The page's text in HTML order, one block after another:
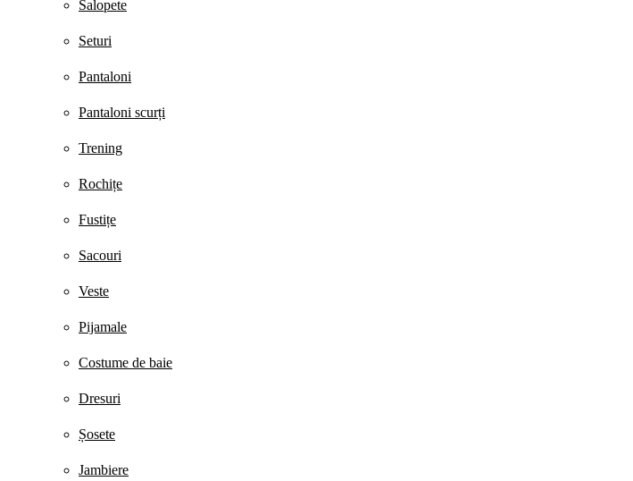
Salopete
Seturi
Pantaloni
Pantaloni scurți
Trening
Rochițe
Fustițe
Sacouri
Veste
Pijamale
Costume de baie
Dresuri
Șosete
Jambiere